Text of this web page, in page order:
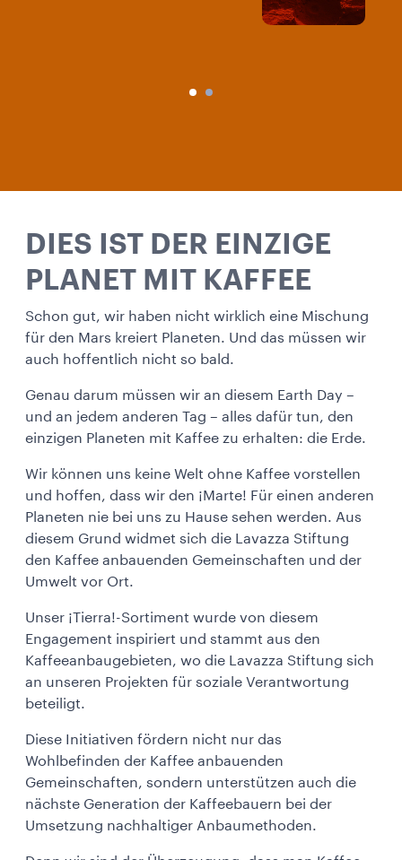
DIES IST DER EINZIGE
PLANET MIT KAFFEE
Schon gut, wir haben nicht wirklich eine Mischung
für den Mars kreiert Planeten. Und das müssen wir
auch hoffentlich nicht so bald.
Genau darum müssen wir an diesem Earth Day –
und an jedem anderen Tag – alles dafür tun, den
einzigen Planeten mit Kaffee zu erhalten: die Erde.
Wir können uns keine Welt ohne Kaffee vorstellen
und hoffen, dass wir den ¡Marte! Für einen anderen
Planeten nie bei uns zu Hause sehen werden. Aus
diesem Grund widmet sich die Lavazza Stiftung
den Kaffee anbauenden Gemeinschaften und der
Umwelt vor Ort.
Unser ¡Tierra!-Sortiment wurde von diesem
Engagement inspiriert und stammt aus den
Kaffeeanbaugebieten, wo die Lavazza Stiftung sich
an unseren Projekten für soziale Verantwortung
beteiligt.
Diese Initiativen fördern nicht nur das
Wohlbefinden der Kaffee anbauenden
Gemeinschaften, sondern unterstützen auch die
nächste Generation der Kaffeebauern bei der
Umsetzung nachhaltiger Anbaumethoden.